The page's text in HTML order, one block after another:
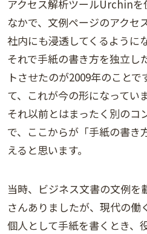
アクセス解析ツールUrchin
なかで、文例ページのアクセ
社内にも浸透してくるように
それで手紙の書き方を独立し
トさせたのが2009年のこと
て、これが今の形になっていま
それ以前とはまったく別のコ
で、ここからが「手紙の書き
えると思います。
当時、ビジネス文書の文例を
さんありましたが、現代の働
個人として手紙を書くとき、